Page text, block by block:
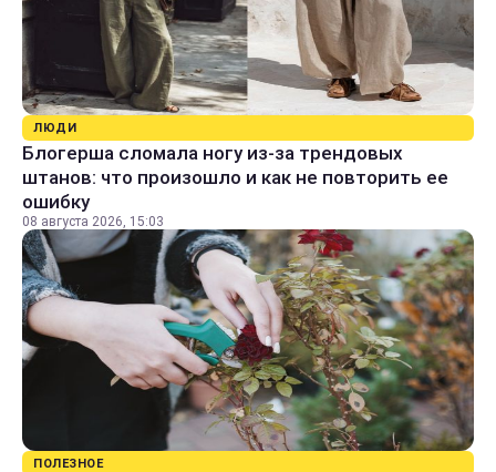
ЛЮДИ
Блогерша сломала ногу из-за трендовых
штанов: что произошло и как не повторить ее
ошибку
08 августа 2026, 15:03
ПОЛЕЗНОЕ